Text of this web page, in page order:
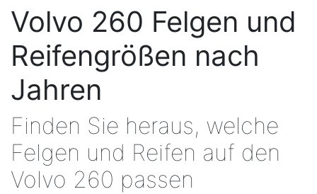
Volvo 260 Felgen und
Reifengrößen nach
Jahren
Finden Sie heraus, welche
Felgen und Reifen auf den
Volvo 260 passen